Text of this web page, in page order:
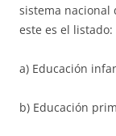
sistema nacional
este es el listado:
a) Educación
b) Educación